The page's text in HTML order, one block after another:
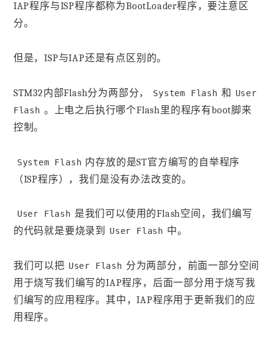
IAP程序与ISP程序都称为BootLoader程序，要注意区
分。
但是，ISP与IAP还是有点区别的。
STM32内部Flash分为两部分， System Flash 和
User
Flash 。上电之后执行哪个Flash里的程序有boot脚来
控制。
System Flash 内存放的是ST官方编写的自举程序
（ISP程序），我们是没有办法改变的。
User Flash 是我们可以使用的Flash空间，我们编写
的代码就是要烧录到
User Flash 中。
我们可以把 User Flash 分为两部分，前面一部分空间
用于烧写我们编写的IAP程序，后面一部分用于烧写我
们编写的应用程序。其中，IAP程序用于更新我们的应
用程序。